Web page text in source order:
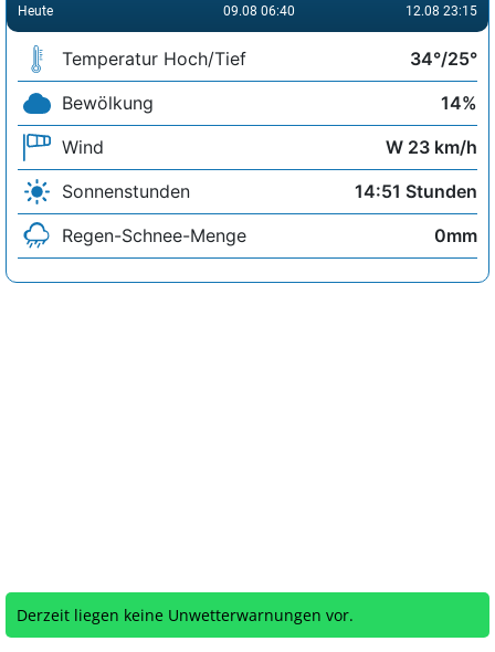
Heute
09.08 06:40
12.08 23:15
Temperatur Hoch/Tief
34°/25°
Bewölkung
14%
Wind
W 23 km/h
Sonnenstunden
14:51 Stunden
Regen-Schnee-Menge
0mm
Derzeit liegen keine Unwetterwarnungen vor.